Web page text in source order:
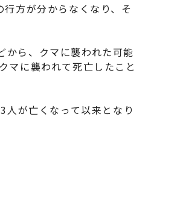
方が分からなくなり、そ
から、クマに襲われた可能
マに襲われて死亡したこと
が亡くなって以来となり